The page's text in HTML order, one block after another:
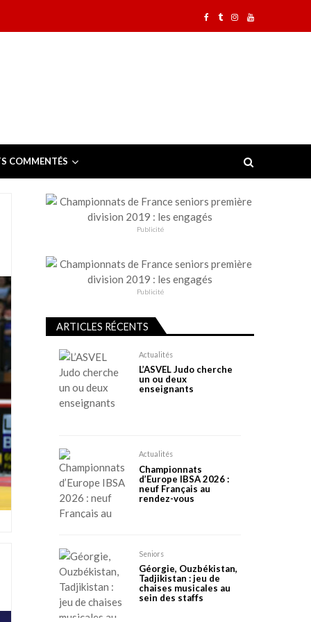
COMMENTÉS
Publicité
Publicité
ARTICLES RÉCENTS
Actualités
L’ASVEL Judo cherche
un ou deux
enseignants
Actualités
Championnats
d’Europe IBSA 2026 :
neuf Français au
rendez-vous
Seniors
Géorgie, Ouzbékistan,
Tadjikistan : jeu de
chaises musicales au
sein des staffs